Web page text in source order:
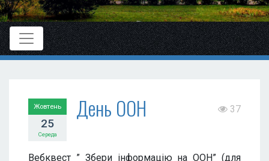
Жовтень
25
Середа
День ООН 37
Вебквест ” Збери інформацію на ООН” (для